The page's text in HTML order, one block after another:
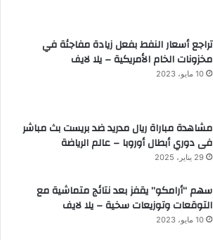
تراجع أسعار النفط بفعل زيادة مفاجئة في
مخزونات الخام الأمريكية – يلا لايف
10 مايو، 2023
مشاهدة مباراة ريال مدريد ضد بريست بث مباشر
فى دوري أبطال أوروبا – عالم الرياضة
29 يناير، 2025
سهم “أرامكو” يقفز بعد نتائج متماشية مع
التوقعات وتوزيعات سخية – يلا لايف
10 مايو، 2023